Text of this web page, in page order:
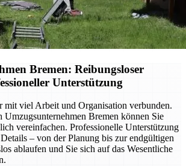
Bremen: Reibungsloser
Unterstützung
mit viel Arbeit und Organisation verbunden.
Umzugsunternehmen Bremen können Sie
vereinfachen. Professionelle Unterstützung
– von der Planung bis zur endgültigen
ablaufen und Sie sich auf das Wesentliche